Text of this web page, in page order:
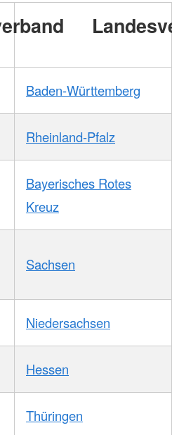
Baden-Württemberg
Rheinland-Pfalz
Bayerisches Rotes
Kreuz
Sachsen
Niedersachsen
Hessen
Thüringen